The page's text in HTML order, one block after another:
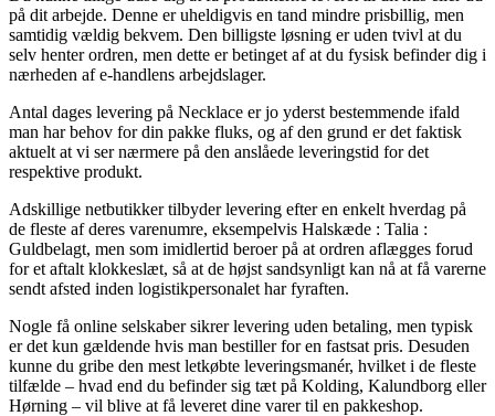
på dit arbejde. Denne er uheldigvis en tand mindre prisbillig, men
samtidig vældig bekvem. Den billigste løsning er uden tvivl at du
selv henter ordren, men dette er betinget af at du fysisk befinder dig i
nærheden af e-handlens arbejdslager.
Antal dages levering på Necklace er jo yderst bestemmende ifald
man har behov for din pakke fluks, og af den grund er det faktisk
aktuelt at vi ser nærmere på den anslåede leveringstid for det
respektive produkt.
Adskillige netbutikker tilbyder levering efter en enkelt hverdag på
de fleste af deres varenumre, eksempelvis Halskæde : Talia :
Guldbelagt, men som imidlertid beroer på at ordren aflægges forud
for et aftalt klokkeslæt, så at de højst sandsynligt kan nå at få varerne
sendt afsted inden logistikpersonalet har fyraften.
Nogle få online selskaber sikrer levering uden betaling, men typisk
er det kun gældende hvis man bestiller for en fastsat pris. Desuden
kunne du gribe den mest letkøbte leveringsmanér, hvilket i de fleste
tilfælde – hvad end du befinder sig tæt på Kolding, Kalundborg eller
Hørning – vil blive at få leveret dine varer til en pakkeshop.